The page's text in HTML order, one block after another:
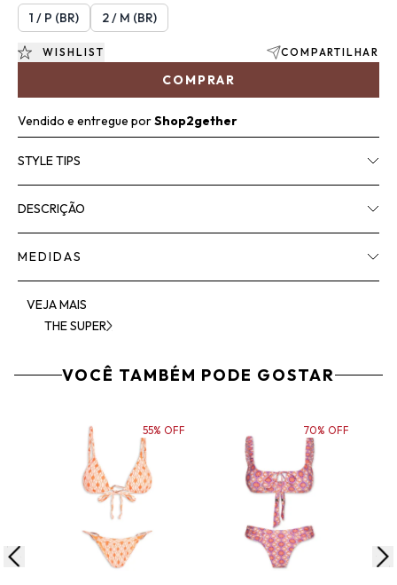
1 / P (BR) 2 / M (BR)
COMPRAR
WISHLIST COMPARTILHAR
Vendido e entregue porShop2gether
STYLE TIPS
DESCRIÇÃO
MEDIDAS
VEJA MAIS
THE SUPER
VOCÊ TAMBÉM PODE GOSTAR
ADICIONAR AO CARRINHO
55% OFF
ADICIONAR AO CARRINHO
70% OFF